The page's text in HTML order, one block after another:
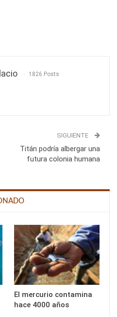
1826 Posts
SIGUIENTE
Titán podría albergar una
futura colonia humana
El mercurio contamina
hace 4000 años